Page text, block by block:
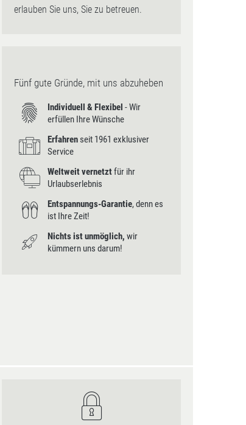
erlauben Sie uns, Sie zu betreuen.
Fünf gute Gründe, mit uns abzuheben
Individuell & Flexibel - Wir
erfüllen Ihre Wünsche
Erfahren seit 1961 exklusiver
Service
Weltweit vernetztfür ihr
Urlaubserlebnis
Entspannungs-Garantie, denn es
ist Ihre Zeit!
Nichts ist unmöglich, wir
kümmern uns darum!